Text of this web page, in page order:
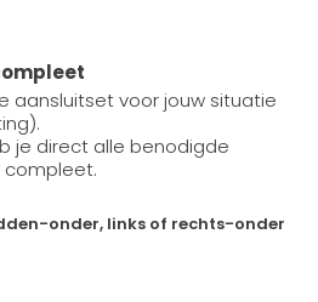
aansluitset voor jouw situatie
je direct alle benodigde
compleet.
onder, links of rechts-onder